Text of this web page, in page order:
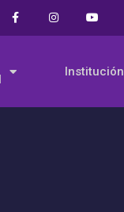
Institución